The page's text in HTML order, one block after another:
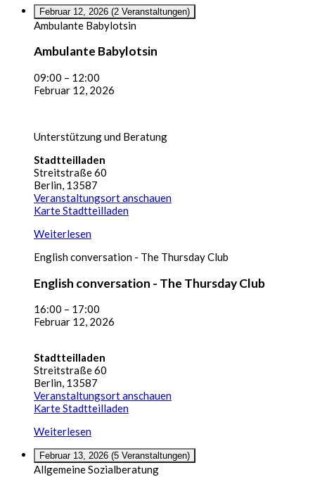
Februar 12, 2026 (2 Veranstaltungen)
Ambulante Babylotsin
Ambulante Babylotsin
09:00 – 12:00
Februar 12, 2026
Unterstützung und Beratung
Stadtteilladen
Streitstraße 60
Berlin, 13587
Veranstaltungsort anschauen
KarteStadtteilladen
Weiterlesen
English conversation - The Thursday Club
English conversation - The Thursday Club
16:00 – 17:00
Februar 12, 2026
Stadtteilladen
Streitstraße 60
Berlin, 13587
Veranstaltungsort anschauen
KarteStadtteilladen
Weiterlesen
Februar 13, 2026 (5 Veranstaltungen)
Allgemeine Sozialberatung